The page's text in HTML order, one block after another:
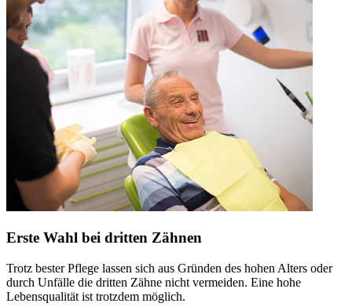
Erste Wahl bei dritten Zähnen
Trotz bester Pflege lassen sich aus Gründen des hohen Alters oder
durch Unfälle die dritten Zähne nicht vermeiden. Eine hohe
Lebensqualität ist trotzdem möglich.